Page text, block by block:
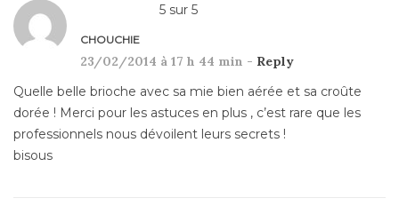
5 sur 5
CHOUCHIE
23/02/2014 à 17 h 44 min - Reply
Quelle belle brioche avec sa mie bien aérée et sa croûte
dorée ! Merci pour les astuces en plus , c’est rare que les
professionnels nous dévoilent leurs secrets !
bisous